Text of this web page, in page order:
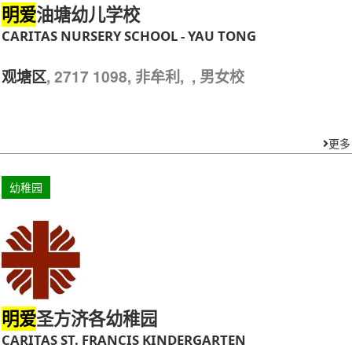
明爱油塘幼儿学校
CARITAS NURSERY SCHOOL - YAU TONG
观塘区, 2717 1098, 非牟利, , 男女校
更多
幼稚园
明爱圣方济各幼稚园
CARITAS ST. FRANCIS KINDERGARTEN